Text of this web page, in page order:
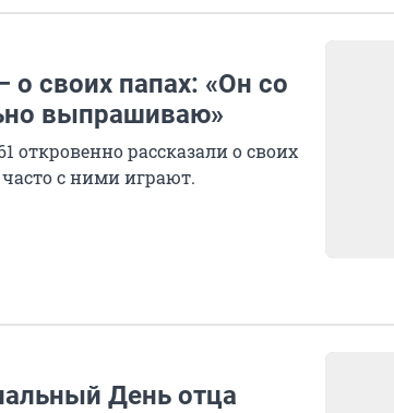
своих папах: «Он со
выпрашиваю»
рассказали о своих
с ними играют.
День отца